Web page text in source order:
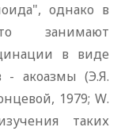
однако в
занимают
в виде
акоазмы (Э.Я.
1979; W.
таких